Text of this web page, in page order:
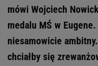
mówi Wojciech
medalu MŚ w
niesamowicie
chciałby się